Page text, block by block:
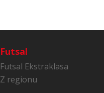
Futsal
Futsal Ekstraklasa
Z regionu